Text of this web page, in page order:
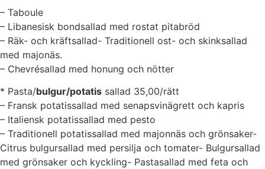
– Taboule
– Libanesisk bondsallad med rostat pitabröd
– Räk- och kräftsallad- Traditionell ost- och skinksallad
med majonäs.
– Chevrésallad med honung och nötter
* Pasta/bulgur/potatis sallad 35,00/rätt
– Fransk potatissallad med senapsvinägrett och kapris
– Italiensk potatissallad med pesto
– Traditionell potatissallad med majonnäs och grönsaker-
Citrus bulgursallad med persilja och tomater- Bulgursallad
med grönsaker och kyckling- Pastasallad med feta och